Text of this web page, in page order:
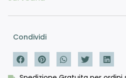
Condividi